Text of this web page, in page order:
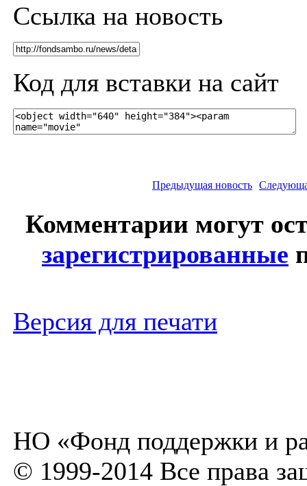
Ссылка на новость
Код для вставки на сайт
Предыдущая новость
Комментарии могут
зарегистрированные
Версия для печати
НО «Фонд поддержки и
© 1999-2014 Все права